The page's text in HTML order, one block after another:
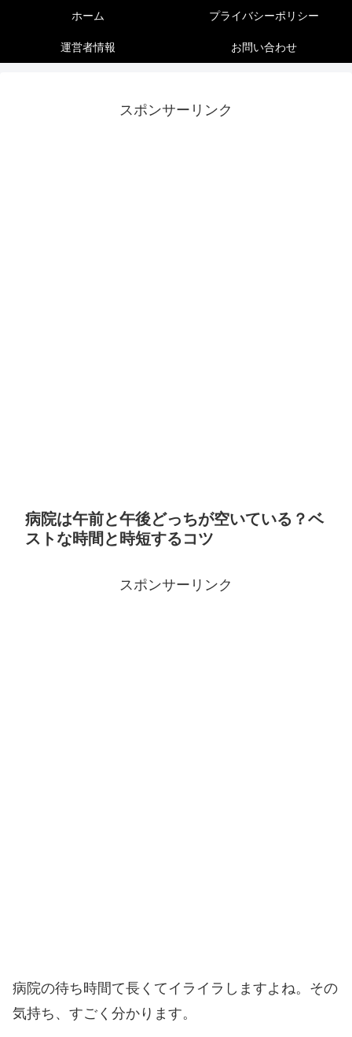
ホーム プライバシーポリシー
運営者情報 お問い合わせ
スポンサーリンク
病院は午前と午後どっちが空いている？ベ
ストな時間と時短するコツ
スポンサーリンク
病院の待ち時間て長くてイライラしますよね。その
気持ち、すごく分かります。